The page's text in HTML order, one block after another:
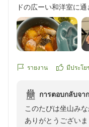
坐山みなかみ 後藤
ドの広ーい和洋室に
17時到着で予約した
旨電話したら夕食を
案までしていただきま
お食事は、夕食・朝
他の画像やクチコミ
รายงาน มีประโย
การตอบกลับจา
このたびは坐山み
ありがとうございま